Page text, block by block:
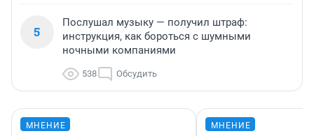
5
Послушал музыку — получил штраф:
инструкция, как бороться с шумными
ночными компаниями
538 Обсудить
МНЕНИЕ МНЕНИЕ